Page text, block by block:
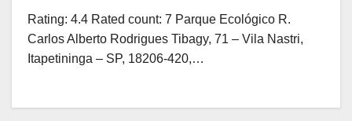
Rating: 4.4 Rated count: 7 Parque Ecológico R.
Carlos Alberto Rodrigues Tibagy, 71 – Vila Nastri,
Itapetininga – SP, 18206-420,…